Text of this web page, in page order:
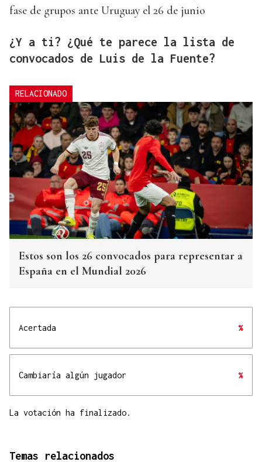
fase de grupos ante Uruguay el 26 de junio
¿Y a ti? ¿Qué te parece la lista de
convocados de Luis de la Fuente?
RELACIONADO
Estos son los 26 convocados para representar a
España en el Mundial 2026
Acertada %
Cambiaría algún jugador %
La votación ha finalizado.
Temas relacionados